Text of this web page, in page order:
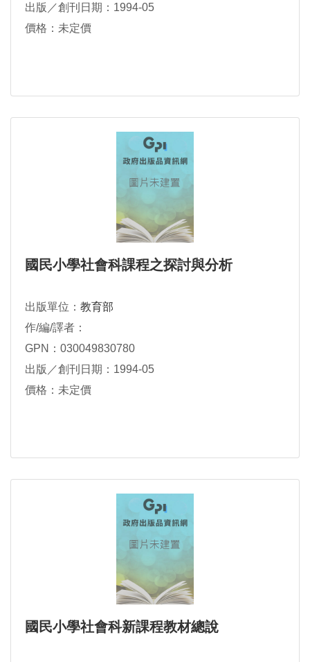
出版／創刊日期：1994-05
價格：未定價
國民小學社會科課程之探討與分析
出版單位： 教育部
作/編/譯者：
GPN：030049830780
出版／創刊日期：1994-05
價格：未定價
國民小學社會科新課程教材總說